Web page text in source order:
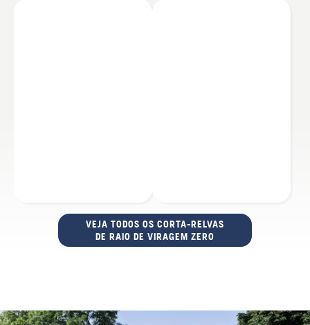
VEJA TODOS OS CORTA-RELVAS
DE RAIO DE VIRAGEM ZERO